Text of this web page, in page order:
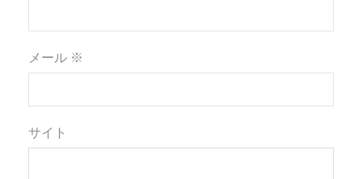
メール ※
サイト